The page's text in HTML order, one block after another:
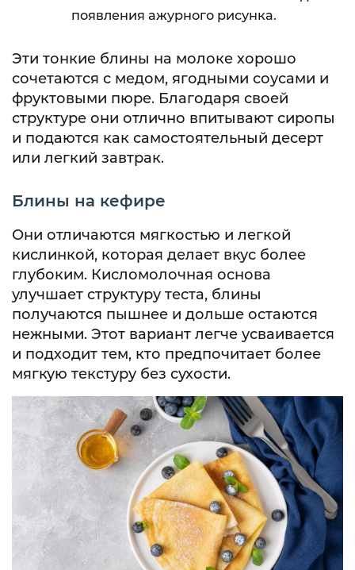
появления ажурного рисунка.
Эти тонкие блины на молоке хорошо
сочетаются с медом, ягодными соусами и
фруктовыми пюре. Благодаря своей
структуре они отлично впитывают сиропы
и подаются как самостоятельный десерт
или легкий завтрак.
Блины на кефире
Они отличаются мягкостью и легкой
кислинкой, которая делает вкус более
глубоким. Кисломолочная основа
улучшает структуру теста, блины
получаются пышнее и дольше остаются
нежными. Этот вариант легче усваивается
и подходит тем, кто предпочитает более
мягкую текстуру без сухости.